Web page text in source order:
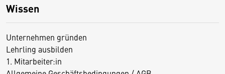
Wissen
Unternehmen gründen
Lehrling ausbilden
1. Mitarbeiter:in